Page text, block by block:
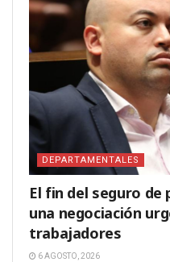
DEPARTAMENTALES
El fin del seguro de
una negociación
trabajadores
6 AGOSTO, 2026